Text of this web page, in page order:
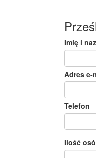
Imię i
Adres e-
Telefon
Ilość